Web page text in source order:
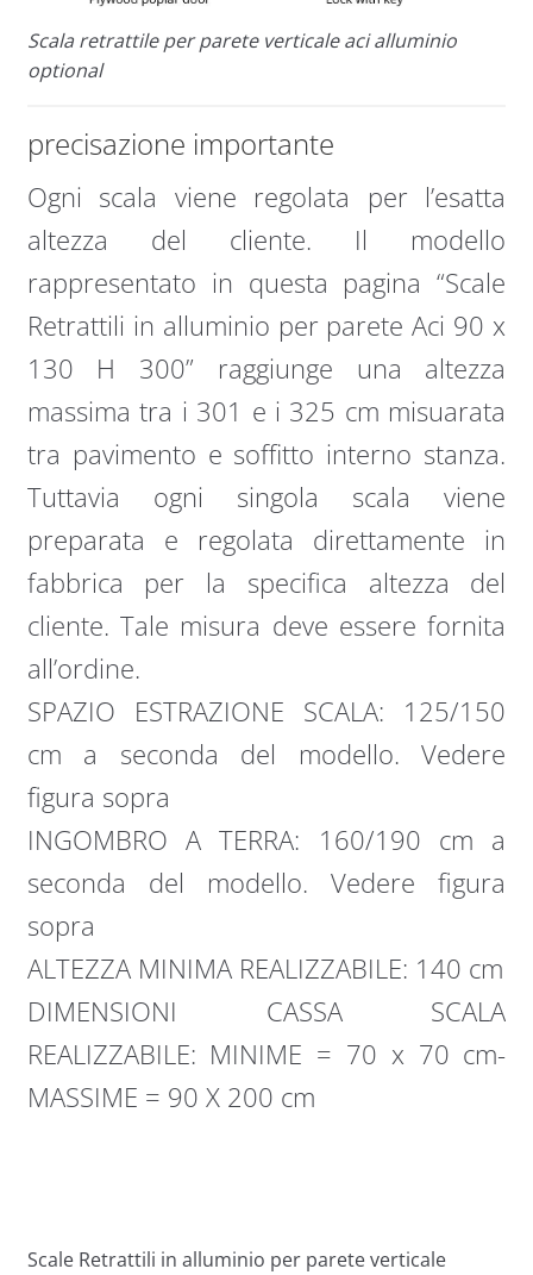
Scala retrattile per parete verticale aci alluminio
optional
precisazione importante
Ogni scala viene regolata per l’esatta
altezza del cliente. Il modello
rappresentato in questa pagina “Scale
Retrattili in alluminio per parete Aci 90 x
130 H 300” raggiunge una altezza
massima tra i 301 e i 325 cm misuarata
tra pavimento e soffitto interno stanza.
Tuttavia ogni singola scala viene
preparata e regolata direttamente in
fabbrica per la specifica altezza del
cliente. Tale misura deve essere fornita
all’ordine.
SPAZIO ESTRAZIONE SCALA: 125/150
cm a seconda del modello. Vedere
figura sopra
INGOMBRO A TERRA: 160/190 cm a
seconda del modello. Vedere figura
sopra
ALTEZZA MINIMA REALIZZABILE: 140 cm
DIMENSIONI CASSA SCALA
REALIZZABILE: MINIME = 70 x 70 cm-
MASSIME = 90 X 200 cm
Scale Retrattili in alluminio per parete verticale